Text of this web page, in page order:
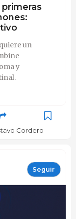
un
y
Cordero
Seguir